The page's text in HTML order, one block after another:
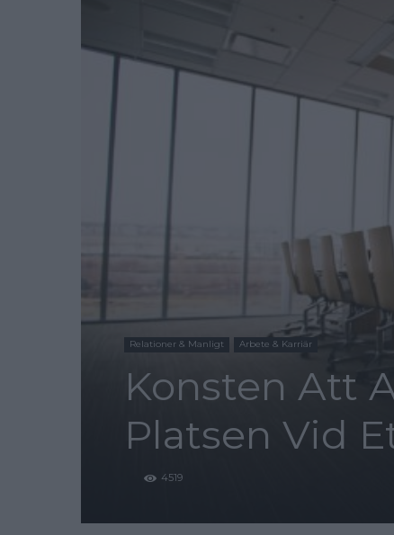
Relationer & Manligt Arbete & Karriär
Konsten Att
Platsen Vid
4519